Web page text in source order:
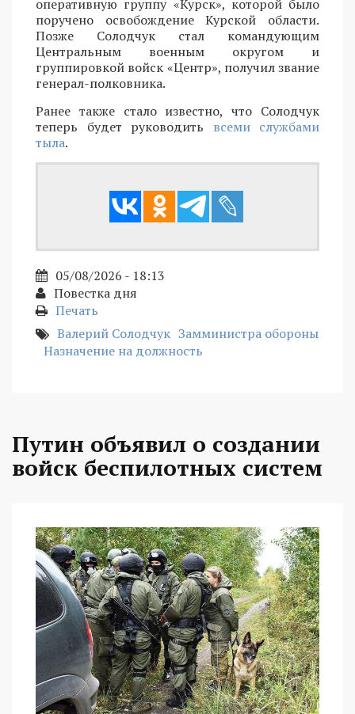
оперативную группу «Курск», которой было
поручено освобождение Курской области.
Позже Солодчук стал командующим
Центральным военным округом и
группировкой войск «Центр», получил звание
генерал-полковника.
Ранее также стало известно, что Солодчук
теперь будет руководить всеми службами
тыла.
05/08/2026 - 18:13
Повестка дня
Печать
Валерий Солодчук Замминистра обороны
Назначение на должность
Путин объявил о создании
войск беспилотных систем